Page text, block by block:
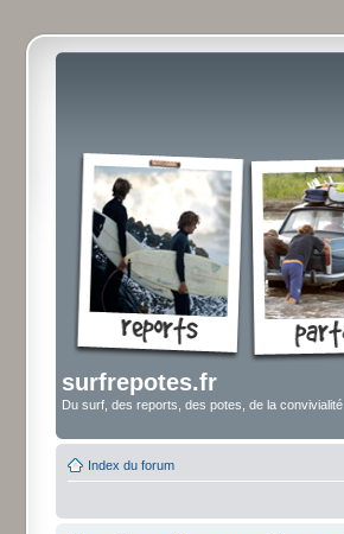
surfrepotes.fr
Du surf, des reports, des potes, de la convivialité
Index du forum